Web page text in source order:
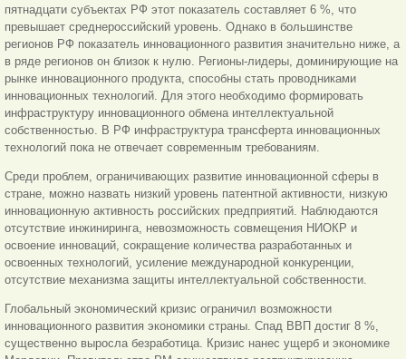
пятнадцати субъектах РФ этот показатель составляет 6 %, что
превышает среднероссийский уровень. Однако в большинстве
регионов РФ показатель инновационного развития значительно ниже, а
в ряде регионов он близок к нулю. Регионы-лидеры, доминирующие на
рынке инновационного продукта, способны стать проводниками
инновационных технологий. Для этого необходимо формировать
инфраструктуру инновационного обмена интеллектуальной
собственностью. В РФ инфраструктура трансферта инновационных
технологий пока не отвечает современным требованиям.
Среди проблем, ограничивающих развитие инновационной сферы в
стране, можно назвать низкий уровень патентной активности, низкую
инновационную активность российских предприятий. Наблюдаются
отсутствие инжиниринга, невозможность совмещения НИОКР и
освоение инноваций, сокращение количества разработанных и
освоенных технологий, усиление международной конкуренции,
отсутствие механизма защиты интеллектуальной собственности.
Глобальный экономический кризис ограничил возможности
инновационного развития экономики страны. Спад ВВП достиг 8 %,
существенно выросла безработица. Кризис нанес ущерб и экономике